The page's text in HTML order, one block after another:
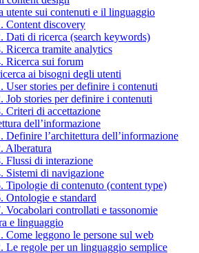
utente sui contenuti e il linguaggio
Content discovery
Dati di ricerca (search keywords)
Ricerca tramite analytics
Ricerca sui forum
ai bisogni degli utenti
User stories per definire i contenuti
Job stories per definire i contenuti
Criteri di accettazione
dell’informazione
Definire l’architettura dell’informazione
Alberatura
Flussi di interazione
Sistemi di navigazione
Tipologie di contenuto (content type)
Ontologie e standard
Vocabolari controllati e tassonomie
e linguaggio
Come leggono le persone sul web
Le regole per un linguaggio semplice